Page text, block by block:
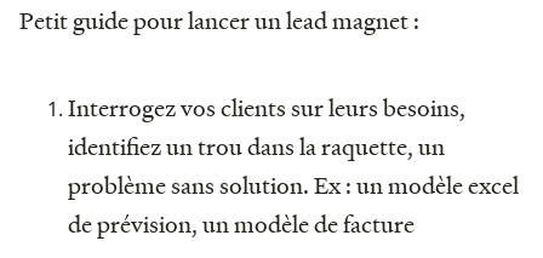
Petit guide pour lancer un lead magnet :
Interrogez vos clients sur leurs besoins,
identifiez un trou dans la raquette, un
problème sans solution. Ex : un modèle excel
de prévision, un modèle de facture